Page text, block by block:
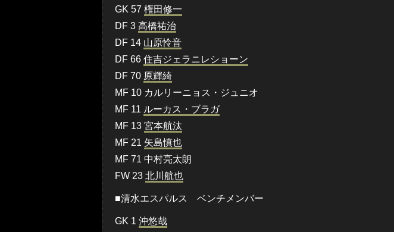
GK 57 権田修一
DF 3 高橋祐治
DF 14 山原怜音
DF 66 住吉ジェラニレショーン
DF 70 原輝綺
MF 10 カルリーニョス・ジュニオ
MF 11 ルーカス・ブラガ
MF 13 宮本航汰
MF 21 矢島慎也
MF 71 中村亮太朗
FW 23 北川航也
■清水エスパルス ベンチメンバー
GK 1 沖悠哉